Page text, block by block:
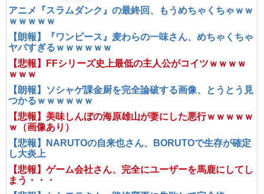
アニメ『スラムダンク』の最終回、もうめちゃくちゃｗｗ
ｗｗｗｗｗ
【朗報】『ワンピース』麦わらの一味さん、めちゃくちゃ
ヤバすぎるｗｗｗｗｗｗ
【悲報】FFシリーズ史上最低の主人公がコイツｗｗｗｗ
ｗｗｗ
【朗報】ソシャゲ課金厨を完全論破する画像、とうとう見
つかるｗｗｗｗｗｗ
【悲報】美味しんぼの海原雄山が妻にした悪行ｗｗｗｗｗ
ｗ（画像あり）
【悲報】NARUTOの自来也さん、BORUTOで生存が確定
し大炎上
【悲報】ゲーム会社さん、完全にユーザーを馬鹿にしてし
まう・・・